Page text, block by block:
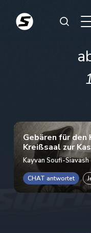
Gebären für den
Kreißsaal zur
Kayvan Soufi-Siavash
CHAT antwortet